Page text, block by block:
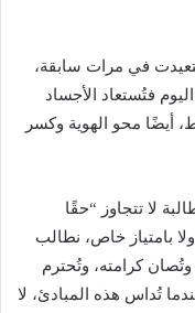
في مرات سابقة،
فتُستعاد الأجساد
أيضًا محو الهوية وكسر
لا تتجاوز “حقًا
بامتياز خاص، نطالب
كرامته، وتُحترم
تُداس هذه المبادئ، لا